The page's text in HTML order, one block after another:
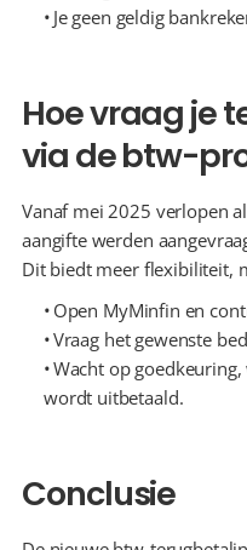
Je geen geldig
Hoe vraag je
via de btw-
Vanaf mei 2025 verlopen
aangifte werden
Dit biedt meer flexibiliteit,
Open MyMinfin en
Vraag het gewenste
  Wacht op goedkeuring, waarna je binnen een maand
wordt uitbetaald.
Conclusie